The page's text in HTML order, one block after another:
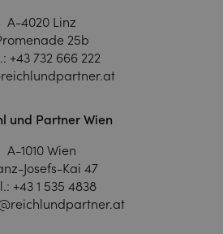
A-4020 Linz
25b
+43 732 666 222
und Partner Wien
A-1010 Wien
Josefs-Kai 47
+43 1 535 4838